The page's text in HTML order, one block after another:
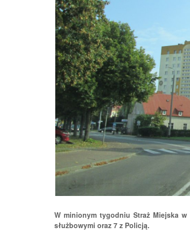
W minionym tygodniu Straż Miejska
służbowymi oraz 7 z Policją.